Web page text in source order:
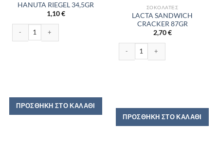
HANUTA RIEGEL 34,5GR
1,10€
ΠΡΟΣΘΉΚΗ ΣΤΟ ΚΑΛΆΘΙ
ΣΟΚΟΛΆΤΕΣ
LACTA SANDWICH
CRACKER 87GR
2,70€
ΠΡΟΣΘΉΚΗ ΣΤΟ ΚΑΛΆΘΙ